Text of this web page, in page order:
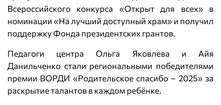
Всероссийского конкурса «Открыт для всех» в
номинации «На лучший доступный храм» и получил
поддержку Фонда президентских грантов.
Педагоги центра Ольга Яковлева и Айя
Данильченко стали региональными победителями
премии ВОРДИ «Родительское спасибо – 2025» за
раскрытие талантов в каждом ребёнке.